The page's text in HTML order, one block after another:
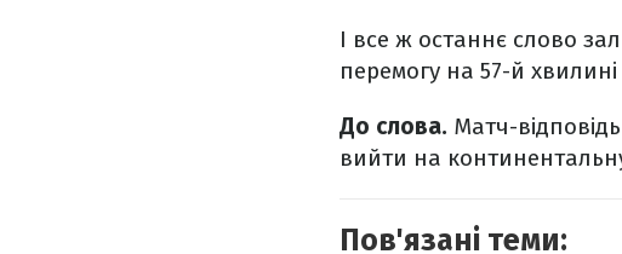
І все ж останнє слово
перемогу на 57-й
До слова. Матч-
вийти на
Пов'язані теми: